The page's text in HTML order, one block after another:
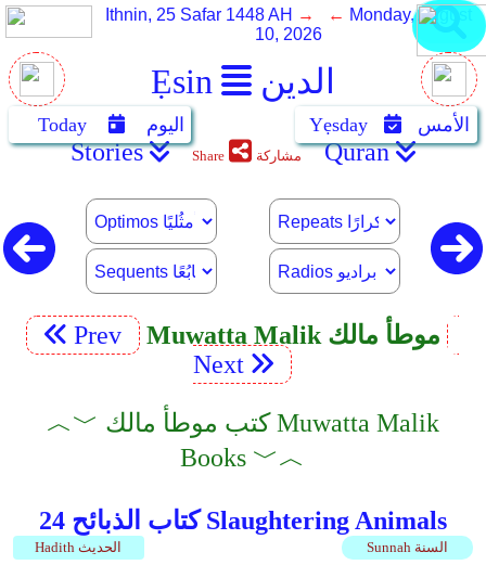
Ẹsin الدين
Ithnin, 25 Safar 1448 AH → ← Monday, August
10, 2026
Today اليوم Yẹsday الأمس
Stories Share مشاركة Quran
Prev
Muwatta Malik موطأ مالك
Next
︿﹀ كتب موطأ مالك Muwatta Malik
Books ﹀︿
كتاب الذبائح 24 Slaughtering Animals
Sunnah السنة Hadith الحديث